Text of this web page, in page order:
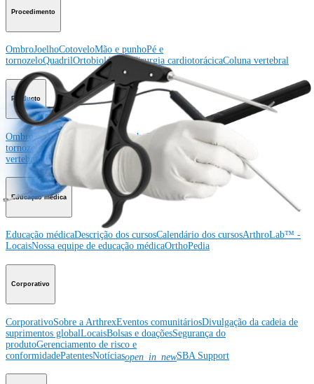
Procedimento
OmbroJoelhoCotoveloMão e punhoPé e
tornozeloQuadrilOrtobiológicosCirurgia cardiotorácicaColuna vertebral
Producto
OmbroJoelhoCotovelo Mão e punhoPé e
tornozeloQuadril OrtobiológicosCirurgia cardiotorácicaColuna
vertebralImagem e ressecção
Educação médica
Educação médicaDescrição dos cursosCalendário dos cursosArthroLab™ -
LocaisNossa equipe de educação médicaOrthoPedia
Corporativo
CorporativoSobre a ArthrexEventos comunitáriosDivulgação da cadeia de
suprimentos globalLocaisBolsas e doaçõesSegurança do
produtoGerenciamento de risco e
conformidadePatentesNotíciasopen_in_newSBA Support